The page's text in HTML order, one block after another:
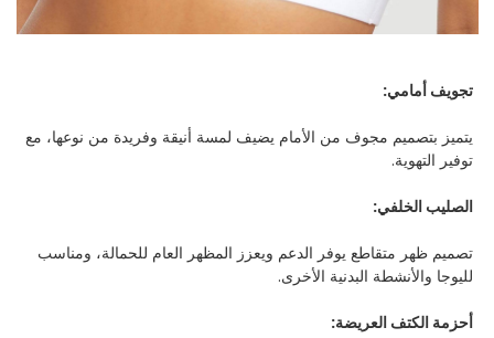
تجويف أمامي:
يتميز بتصميم مجوف من الأمام يضيف لمسة أنيقة وفريدة من نوعها، مع
توفير التهوية.
الصليب الخلفي:
تصميم ظهر متقاطع يوفر الدعم ويعزز المظهر العام للحمالة، ومناسب
لليوجا والأنشطة البدنية الأخرى.
أحزمة الكتف العريضة: